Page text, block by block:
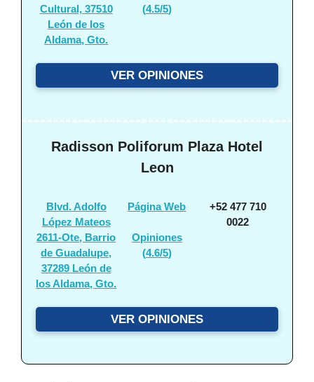
Cultural, 37510
León de los
Aldama, Gto.
(4.5/5)
VER OPINIONES
Radisson Poliforum Plaza Hotel
Leon
Blvd. Adolfo
López Mateos
2611-Ote, Barrio
de Guadalupe,
37289 León de
los Aldama, Gto.
Página Web
Opiniones
(4.6/5)
+52 477 710
0022
VER OPINIONES